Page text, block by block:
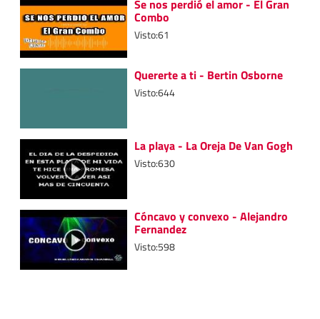
Se nos perdió el amor - El Gran
Combo
Visto:61
Quererte a ti - Bertin Osborne
Visto:644
La playa - La Oreja De Van Gogh
Visto:630
Cóncavo y convexo - Alejandro
Fernandez
Visto:598